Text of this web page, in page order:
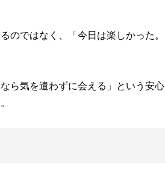
ではなく、「今日は楽しかった。
ら気を遣わずに会える」という安心